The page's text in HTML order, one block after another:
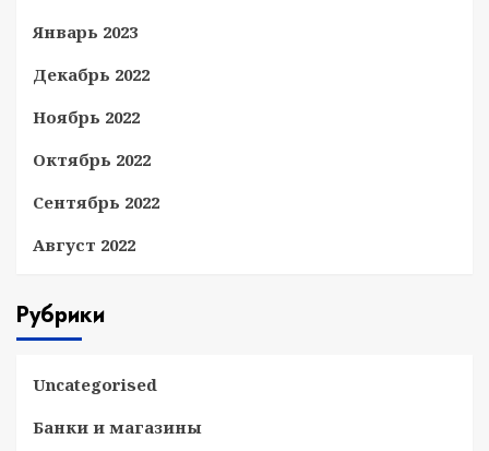
Январь 2023
Декабрь 2022
Ноябрь 2022
Октябрь 2022
Сентябрь 2022
Август 2022
Рубрики
Uncategorised
Банки и магазины